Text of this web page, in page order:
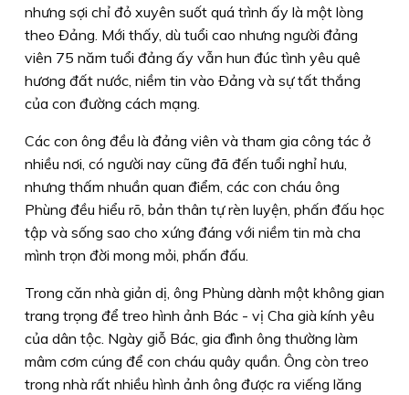
nhưng sợi chỉ đỏ xuyên suốt quá trình ấy là một lòng
theo Ðảng. Mới thấy, dù tuổi cao nhưng người đảng
viên 75 năm tuổi đảng ấy vẫn hun đúc tình yêu quê
hương đất nước, niềm tin vào Ðảng và sự tất thắng
của con đường cách mạng.
Các con ông đều là đảng viên và tham gia công tác ở
nhiều nơi, có người nay cũng đã đến tuổi nghỉ hưu,
nhưng thấm nhuần quan điểm, các con cháu ông
Phùng đều hiểu rõ, bản thân tự rèn luyện, phấn đấu học
tập và sống sao cho xứng đáng với niềm tin mà cha
mình trọn đời mong mỏi, phấn đấu.
Trong căn nhà giản dị, ông Phùng dành một không gian
trang trọng để treo hình ảnh Bác - vị Cha già kính yêu
của dân tộc. Ngày giỗ Bác, gia đình ông thường làm
mâm cơm cúng để con cháu quây quần. Ông còn treo
trong nhà rất nhiều hình ảnh ông được ra viếng lăng